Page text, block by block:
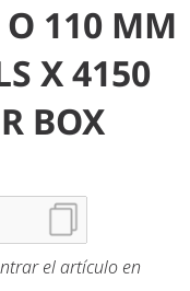
110 MM
X 4150
BOX
el artículo en